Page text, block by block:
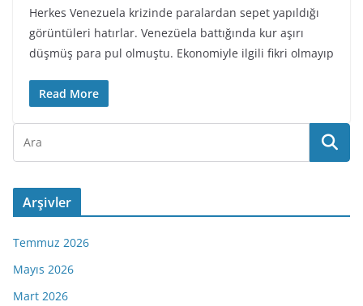
Herkes Venezuela krizinde paralardan sepet yapıldığı
görüntüleri hatırlar. Venezüela battığında kur aşırı
düşmüş para pul olmuştu. Ekonomiyle ilgili fikri olmayıp
Read More
Arşivler
Temmuz 2026
Mayıs 2026
Mart 2026